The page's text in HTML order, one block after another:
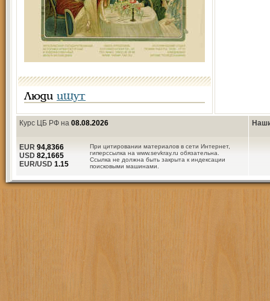
Люди ищут
Курс ЦБ РФ на 08.08.2026
При цитировании материалов в сети Интернет,
гиперссылка на www.sevkray.ru обязательна.
Ссылка не должна быть закрыта к индексации
поисковыми машинами.
EUR 94,8366
USD 82,1665
EUR/USD 1.15